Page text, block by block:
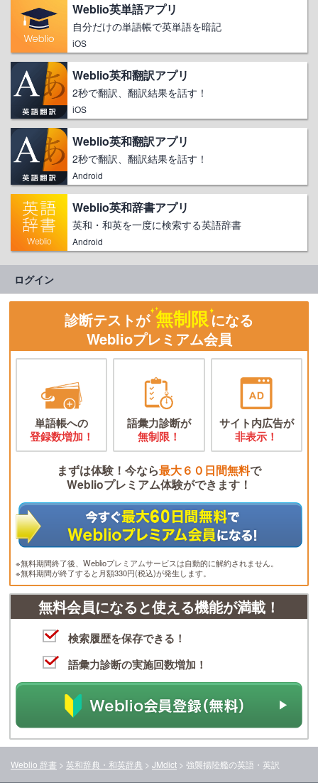
Weblio英単語アプリ
自分だけの単語帳で英単語を暗記
iOS
Weblio英和翻訳アプリ
2秒で翻訳、翻訳結果を話す！
iOS
Weblio英和翻訳アプリ
2秒で翻訳、翻訳結果を話す！
Android
Weblio英和辞書アプリ
英和・和英を一度に検索する英語辞書
Android
ログイン
診断テストが 無制限になる
Weblioプレミアム会員
単語帳への
登録数増加！
語彙力診断が
無制限！
サイト内広告が
非表示！
まずは体験！今なら最大６０日間無料で
Weblioプレミアム体験ができます！
※無料期間終了後、Weblioプレミアムサービスは自動的に解約されません。
※無料期間が終了すると月額330円(税込)が発生します。
無料会員になると使える機能が満載！
検索履歴を保存できる！
語彙力診断の実施回数増加！
Weblio 辞書 > 英和辞典・和英辞典 > JMdict > 強襲揚陸艦の英語・英訳